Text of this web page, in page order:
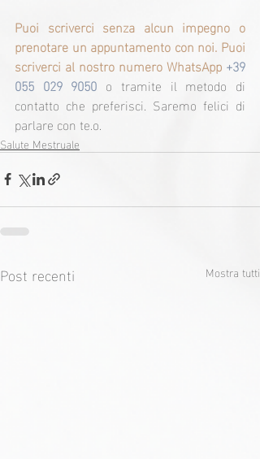
Puoi scriverci senza alcun impegno o
prenotare un appuntamento con noi. Puoi
scriverci al nostro numero WhatsApp +39
055 029 9050 o tramite il metodo di
contatto che preferisci. Saremo felici di
parlare con te.o.
Salute Mestruale
Post recenti Mostra tutti